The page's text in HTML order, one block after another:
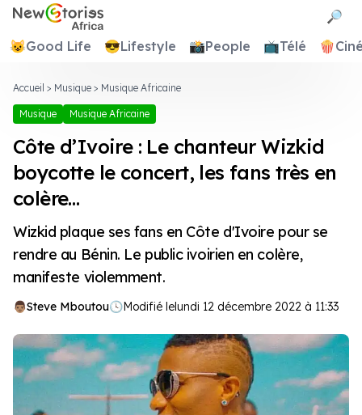
Newstories Africa
🔎
😺Good Life 😎Lifestyle 📸People 📺Télé 🍿
Accueil > Musique > Musique Africaine
Musique Musique Africaine
Côte d’Ivoire : Le chanteur Wizkid
boycotte le concert, les fans très en
colère…
Wizkid plaque ses fans en Côte d'Ivoire pour se
rendre au Bénin. Le public ivoirien en colère,
manifeste violemment.
Steve Mboutou🕓Modifié lelundi 12 décembre 2022 à 11:33